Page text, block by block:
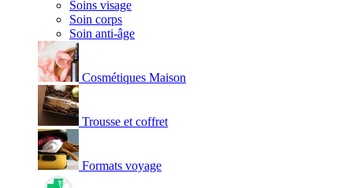
Soins visage
Soin corps
Soin anti-âge
Cosmétiques Maison
Trousse et coffret
Formats voyage